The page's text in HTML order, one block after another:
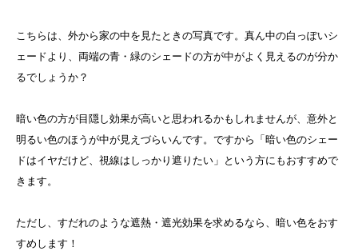
こちらは、外から家の中を見たときの写真です。真ん中の白っぽいシ
ェードより、両端の青・緑のシェードの方が中がよく見えるのが分か
るでしょうか？
暗い色の方が目隠し効果が高いと思われるかもしれませんが、意外と
明るい色のほうが中が見えづらいんです。ですから「暗い色のシェー
ドはイヤだけど、視線はしっかり遮りたい」という方にもおすすめで
きます。
ただし、すだれのような遮熱・遮光効果を求めるなら、暗い色をおす
すめします！